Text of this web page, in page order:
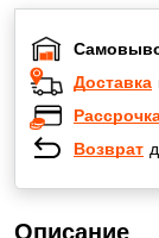
Доставка
Возврат
Описание